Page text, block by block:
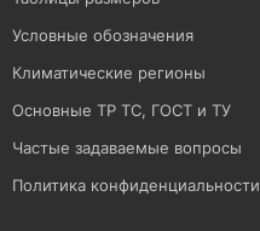
Условные обозначения
Климатические регионы
Основные ТР ТС, ГОСТ и ТУ
Частые задаваемые вопросы
Политика конфиденциальности